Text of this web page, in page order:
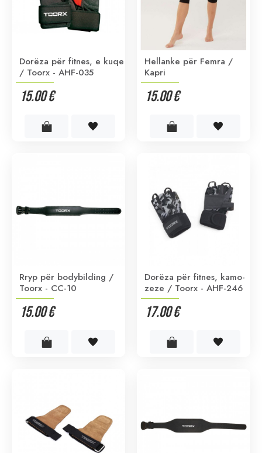
Dorëza për fitnes, e kuqe
/ Toorx - AHF-035
15.00 €
Hellanke për Femra /
Kapri
15.00 €
Rryp për bodybilding /
Toorx - CC-10
15.00 €
Dorëza për fitnes, kamo-
zeze / Toorx - AHF-246
17.00 €